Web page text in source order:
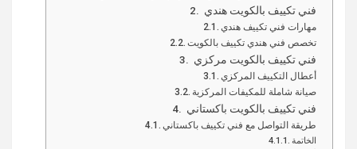
فني تكييف بالكويت هندي
مهارات فني تكييف هندي
تخصص فني هندي تكييف بالكويت
فني تكييف بالكويت مركزي
أعطال التكييف المركزي
صيانة شاملة للمكيفات المركزية
فني تكييف بالكويت باكستاني
طريقة التواصل مع فني تكييف باكستاني
الخاتمة